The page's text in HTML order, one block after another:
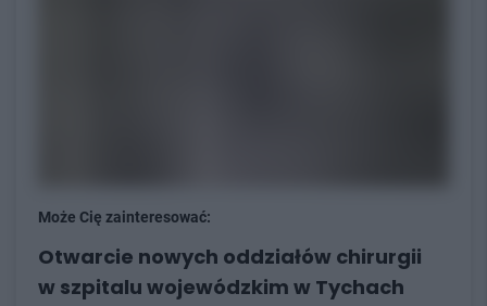
Może Cię zainteresować:
Otwarcie nowych oddziałów chirurgii
w szpitalu wojewódzkim w Tychach